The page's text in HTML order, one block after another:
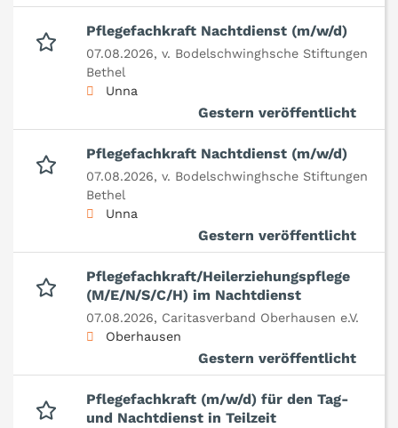
Pflegefachkraft Nachtdienst (m/w/d)
07.08.2026, v. Bodelschwinghsche Stiftungen
Bethel
Unna
Gestern veröffentlicht
Pflegefachkraft Nachtdienst (m/w/d)
07.08.2026, v. Bodelschwinghsche Stiftungen
Bethel
Unna
Gestern veröffentlicht
Pflegefachkraft/Heilerziehungspflege
(M/E/N/S/C/H) im Nachtdienst
07.08.2026, Caritasverband Oberhausen e.V.
Oberhausen
Gestern veröffentlicht
Pflegefachkraft (m/w/d) für den Tag-
und Nachtdienst in Teilzeit